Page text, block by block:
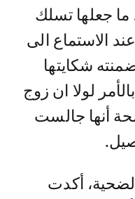
ما جعلها تسلك
الاستماع الى
شكايتها
لولا ان زوج
أنها جالست
أكدت